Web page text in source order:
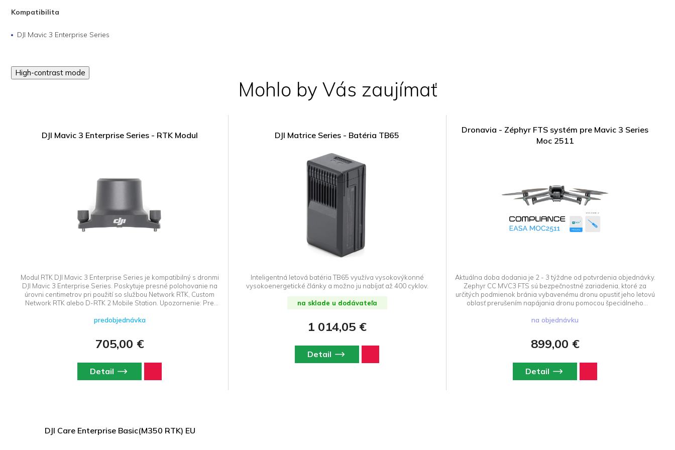
Kompatibilita
DJI Mavic 3 Enterprise Series
High-contrast mode
Mohlo by Vás zaujímať
DJI Mavic 3 Enterprise Series - RTK Modul
Modul RTK DJI Mavic 3 Enterprise Series je kompatibilný s dronmi
DJI Mavic 3 Enterprise Series. Poskytuje presné polohovanie na
úrovni centimetrov pri použití so službou Network RTK, Custom
Network RTK alebo D-RTK 2 Mobile Station. Upozornenie: Pre
k dispozícii prístup do SKPOS cez NTRIP protokol a tiež pripojiť
predobjednávka
705,00 €
Detail
DJI Matrice Series - Batéria TB65
Inteligentná letová batéria TB65 využíva vysokovýkonné
vysokoenergetické články a možno ju nabíjať až 400 cyklov.
na sklade u dodávateľa
1 014,05 €
Detail
Dronavia - Zéphyr FTS systém pre Mavic 3 Series
Moc 2511
Aktuálna doba dodania je 2 - 3 týždne od potvrdenia objednávky.
Zephyr CC MVC3 FTS sú bezpečnostné zariadenia, ktoré za
určitých podmienok bránia vybavenému dronu opustiť jeho letovú
oblasť prerušením napájania dronu pomocou špeciálneho
autopilotom a ESC, čo vyžaduje, aby bol váš dron pred inštaláciou
produkt Zabezpečenie dopravy pre inštaláciu systému Dronavia.
na objednávku
899,00 €
Detail
DJI Care Enterprise Basic(M350 RTK) EU